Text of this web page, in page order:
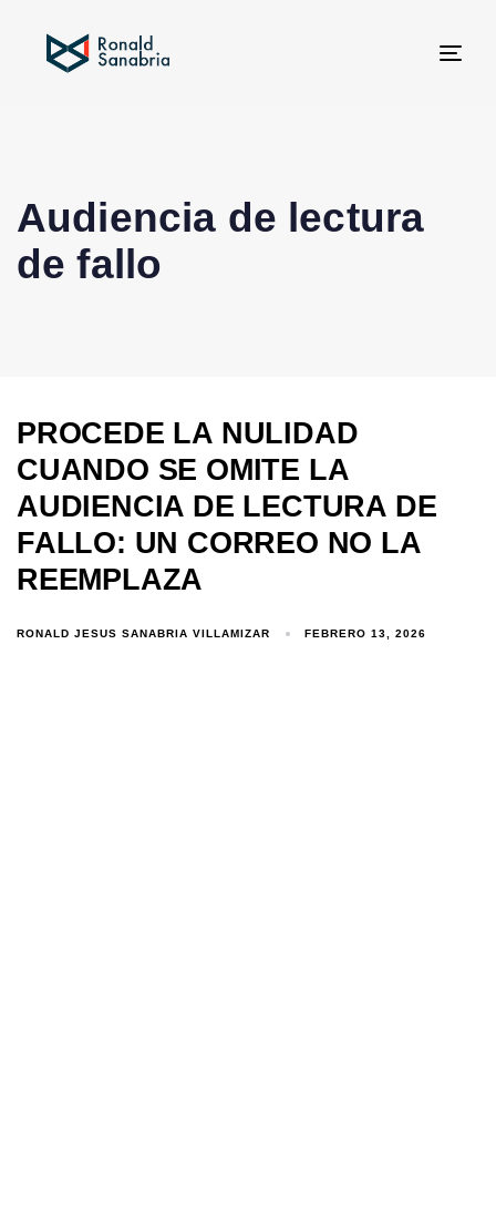
Audiencia de lectura
de fallo
PROCEDE LA NULIDAD
CUANDO SE OMITE LA
AUDIENCIA DE LECTURA DE
FALLO: UN CORREO NO LA
REEMPLAZA
RONALD JESUS SANABRIA VILLAMIZAR FEBRERO 13, 2026